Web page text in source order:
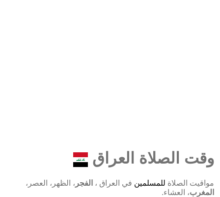
وقت الصلاة العراق
مواقيت الصلاة للمسلمين في العراق ، الفجر ، الظهر، العصر،
المغرب، العشاء.